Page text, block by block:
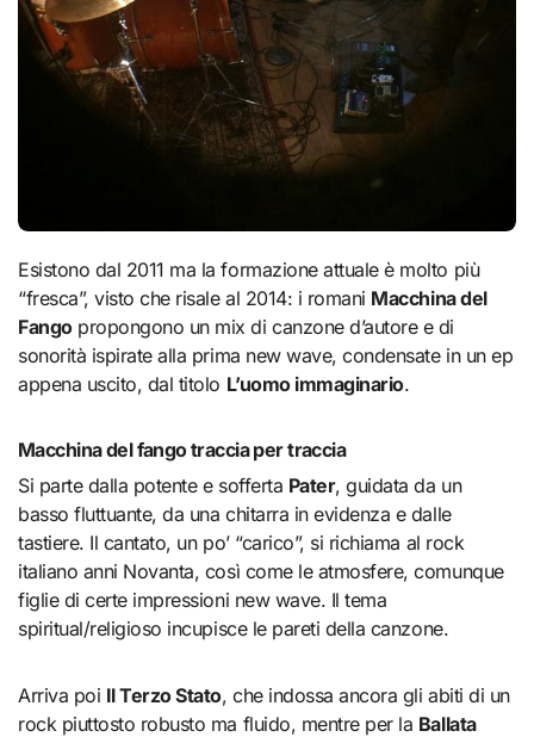
Esistono dal 2011 ma la formazione attuale è molto più
“fresca”, visto che risale al 2014: i romani Macchina del
Fangopropongono un mix di canzone d’autore e di
sonorità ispirate alla prima new wave, condensate in un ep
appena uscito, dal titolo L’uomo immaginario.
Macchina del fango traccia per traccia
Si parte dalla potente e sofferta Pater, guidata da un
basso fluttuante, da una chitarra in evidenza e dalle
tastiere. Il cantato, un po’ “carico”, si richiama al rock
italiano anni Novanta, così come le atmosfere, comunque
figlie di certe impressioni new wave. Il tema
spiritual/religioso incupisce le pareti della canzone.
Arriva poi Il Terzo Stato, che indossa ancora gli abiti di un
rock piuttosto robusto ma fluido, mentre per la Ballata